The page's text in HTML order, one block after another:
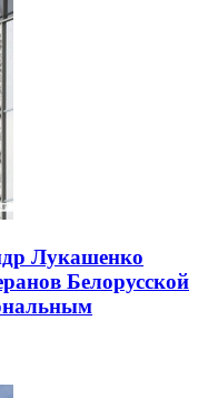
Лукашенко
Белорусской